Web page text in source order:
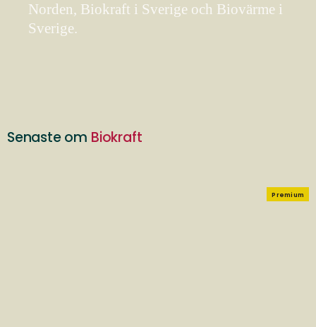
Norden, Biokraft i Sverige och Biovärme i
Sverige.
Senaste om Biokraft
Premium